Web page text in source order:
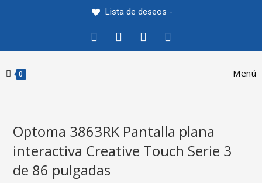
Lista de deseos -
0 Menú
Optoma 3863RK Pantalla plana
interactiva Creative Touch Serie 3
de 86 pulgadas